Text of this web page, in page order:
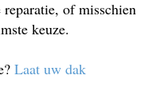
of misschien
keuze.
Laat uw dak